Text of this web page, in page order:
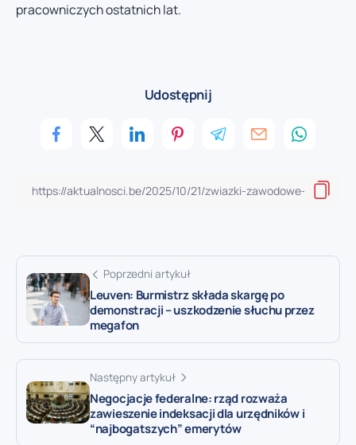
pracowniczych ostatnich lat.
Udostępnij
Poprzedni artykuł
Leuven: Burmistrz składa skargę po
demonstracji – uszkodzenie słuchu przez
megafon
Następny artykuł
Negocjacje federalne: rząd rozważa
zawieszenie indeksacji dla urzędników i
“najbogatszych” emerytów